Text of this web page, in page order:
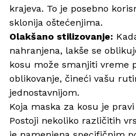
krajeva. To je posebno
sklonija oštećenjima.
Olakšano stilizovanje:
nahranjena, lakše se
kosu može smanjiti vreme
oblikovanje, čineći vašu
jednostavnijom.
Koja maska za kosu je
Postoji nekoliko različitih